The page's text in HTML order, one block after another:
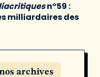
n°59 :
milliardaires des
archives